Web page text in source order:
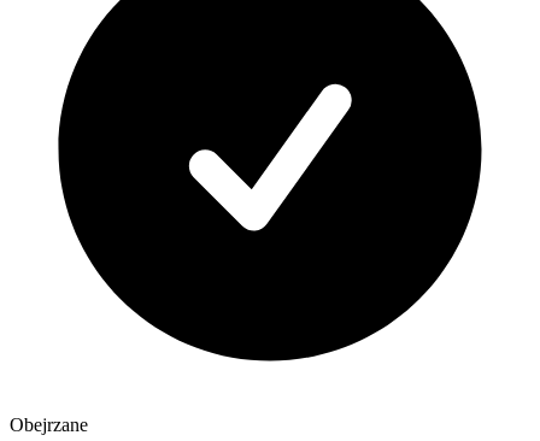
Obejrzane